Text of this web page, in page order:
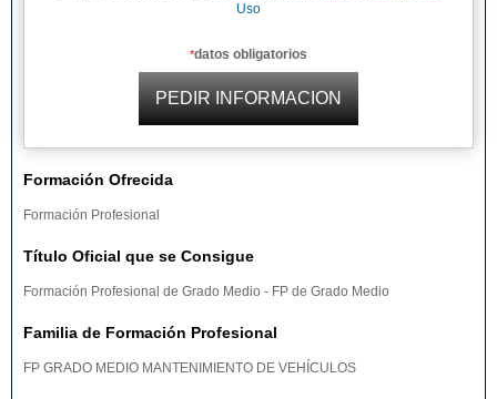
Uso
*datos obligatorios
Formación Ofrecida
Formación Profesional
Título Oficial que se Consigue
Formación Profesional de Grado Medio - FP de Grado Medio
Familia de Formación Profesional
FP GRADO MEDIO MANTENIMIENTO DE VEHÍCULOS